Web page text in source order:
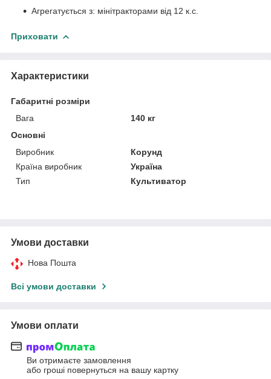
Агрегатується з: мінітракторами від 12 к.с.
Приховати
Характеристики
Габаритні розміри
Вага
140 кг
Основні
Виробник
Корунд
Країна виробник
Україна
Тип
Культиватор
Умови доставки
Нова Пошта
Всі умови доставки
Умови оплати
Ви отримаєте замовлення
або гроші повернуться на вашу картку